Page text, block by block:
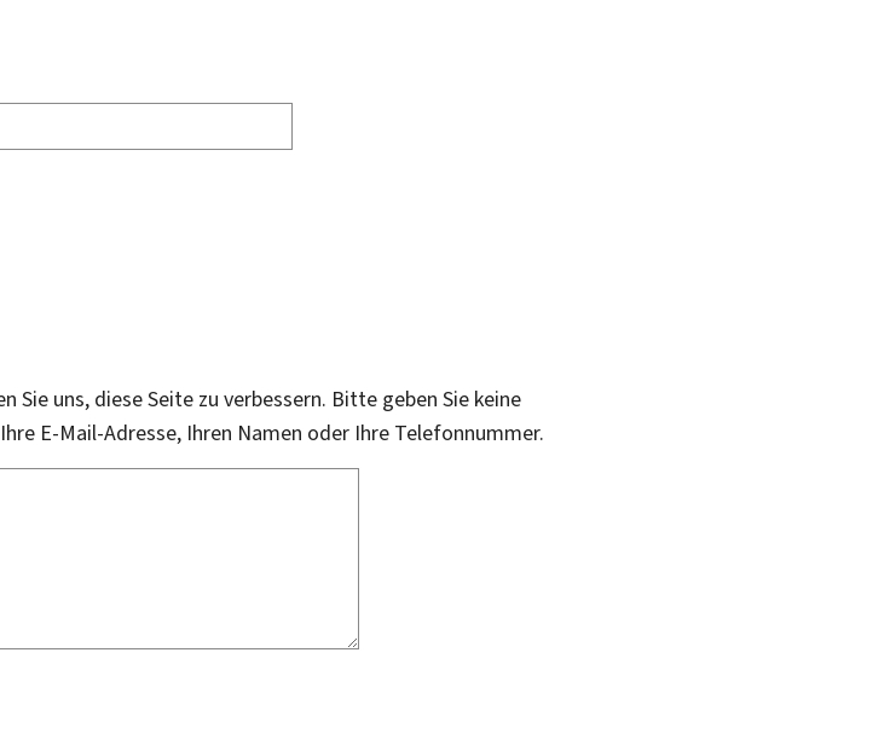
Sie uns, diese Seite zu verbessern. Bitte geben Sie keine
E-Mail-Adresse, Ihren Namen oder Ihre Telefonnummer.